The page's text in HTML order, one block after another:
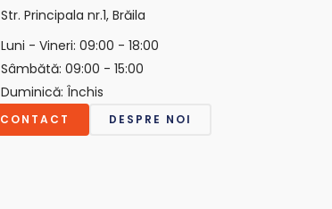
Str. Principala nr.1, Brăila
Luni - Vineri: 09:00 - 18:00
Sâmbătă: 09:00 - 15:00
Duminică: Închis
CONTACT DESPRE NOI